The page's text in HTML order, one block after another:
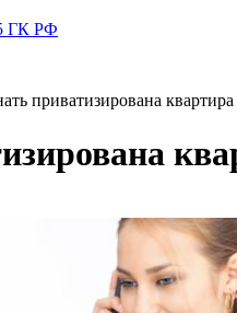
ГК РФ
приватизирована